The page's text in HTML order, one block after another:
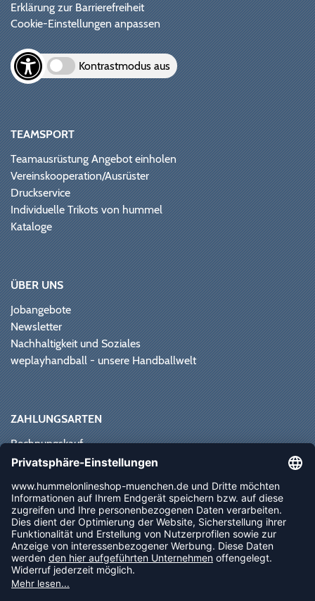
Erklärung zur Barrierefreiheit
Cookie-Einstellungen anpassen
Kontrastmodus aus
TEAMSPORT
Teamausrüstung Angebot einholen
Vereinskooperation/Ausrüster
Druckservice
Individuelle Trikots von hummel
Kataloge
ÜBER UNS
Jobangebote
Newsletter
Nachhaltigkeit und Soziales
weplayhandball - unsere Handballwelt
ZAHLUNGSARTEN
Rechnungskauf
Paypal
Vorkasse
Sofortüberweisung
NEWSLETTER